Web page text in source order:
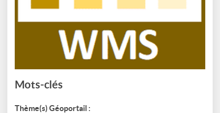
Mots-clés
Thème(s) Géoportail :